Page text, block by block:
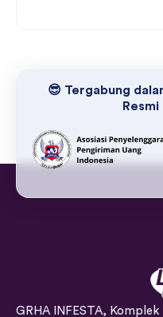
😎 Tergabung
Resmi
GRHA INFESTA,